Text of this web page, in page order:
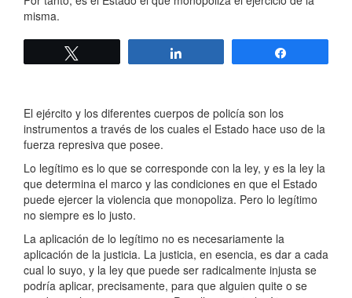
misma.
El ejército y los diferentes cuerpos de policía son los
instrumentos a través de los cuales el Estado hace uso de la
fuerza represiva que posee.
Lo legítimo es lo que se corresponde con la ley, y es la ley la
que determina el marco y las condiciones en que el Estado
puede ejercer la violencia que monopoliza. Pero lo legítimo
no siempre es lo justo.
La aplicación de lo legítimo no es necesariamente la
aplicación de la justicia. La justicia, en esencia, es dar a cada
cual lo suyo, y la ley que puede ser radicalmente injusta se
podría aplicar, precisamente, para que alguien quite o se